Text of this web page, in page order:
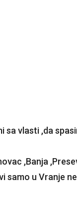
sa vlasti ,da
,Banja
samo u Vranje